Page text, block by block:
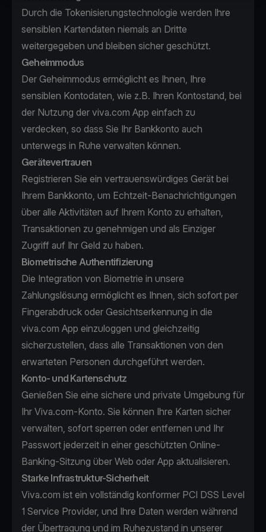
Durch die Tokenisierungstechnologie werden Ihre
sensiblen Kartendaten niemals an Dritte
weitergegeben und bleiben sicher geschützt.
Geheimmodus
Der Geheimmodus ermöglicht es Ihnen, Ihre
sensiblen Kontodaten, wie z.B. Ihren Kontostand, bei
der Nutzung der viva.com App einfach zu
verdecken, so dass Sie Ihr Bankkonto auch
unterwegs in Ruhe verwalten können.
Gerätevertrauen
Registrieren Sie ein vertrauenswürdiges Gerät bei
Ihrem Bankkonto, um Echtzeit-Benachrichtigungen
über alle Aktivitäten auf Ihrem Konto zu erhalten,
Transaktionen zu genehmigen und als Einziger
Zugriff auf Ihr Geld zu haben.
Biometrische Authentifizierung
Die Integration von Biometrie in unsere
Zahlungslösung ermöglicht es Ihnen, sich sofort per
Fingerabdruck oder Gesichtserkennung in die
viva.com App einzuloggen und gleichzeitig
sicherzustellen, dass alle Transaktionen von den
erwarteten Personen durchgeführt werden.
Konto- und Kartenschutz
Genießen Sie eine sichere und private Umgebung für
Ihr Viva.com-Konto. Sie können Ihre Karten sicher
verwalten, sofort sperren oder entfernen und Ihr
Passwort jederzeit in einer geschützten Online-
Banking-Sitzung über Web oder App aktualisieren.
Starke Infrastruktur-Sicherheit
Viva.com ist ein vollständig konformer PCI DSS Level
1 Service Provider, und Ihre Daten werden während
der Übertragung und im Ruhezustand in unserer